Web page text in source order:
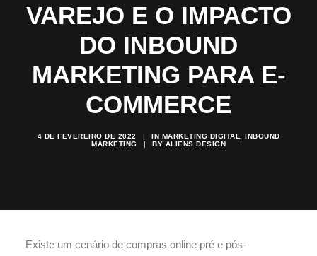
VAREJO E O IMPACTO
DO INBOUND
MARKETING PARA E-
COMMERCE
4 DE FEVEREIRO DE 2022 | IN MARKETING DIGITAL
INBOUND
MARKETING
| BY ALIENS DESIGN
Existe um cenário de compras online pré e pós-